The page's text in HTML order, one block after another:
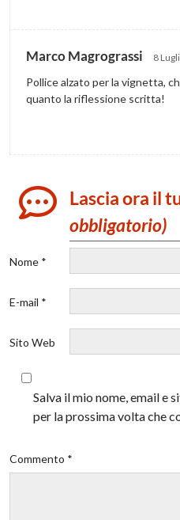
Marco Magrograssi 8
Pollice alzato per la vignetta,
quanto la riflessione scritta!
Lascia ora il
obbligatorio)
Nome *
E-mail *
Sito Web
Salva il mio nome, email e
per la prossima volta che
Commento *